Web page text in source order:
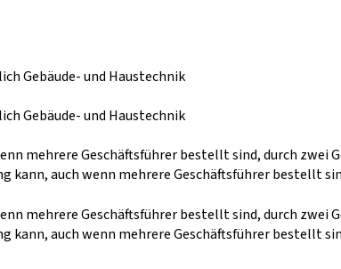
Gebäude- und Haustechnik
Gebäude- und Haustechnik
mehrere Geschäftsführer bestellt sind, durch
kann, auch wenn mehrere Geschäftsführer bestellt
mehrere Geschäftsführer bestellt sind, durch
kann, auch wenn mehrere Geschäftsführer bestellt